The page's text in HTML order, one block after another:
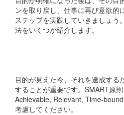
ンを取り戻し、仕事に再び意欲的
ステップを実践していきましょう
法をいくつか紹介します。
目的が見えた今、それを達成する
することが重要です。SMART原
Achievable, Relevant, Time-
考慮してください。